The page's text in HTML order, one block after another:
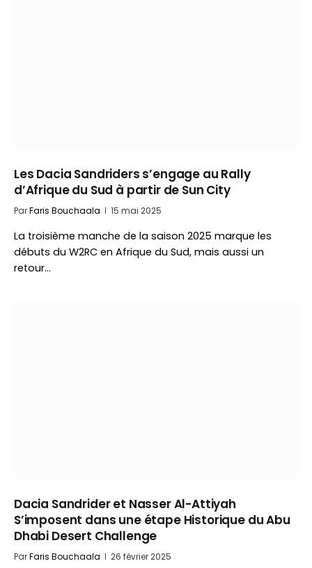
Les Dacia Sandriders s’engage au Rally
d’Afrique du Sud à partir de Sun City
ParFaris Bouchaala 15 mai 2025
La troisième manche de la saison 2025 marque les
débuts du W2RC en Afrique du Sud, mais aussi un
retour…
Dacia Sandrider et Nasser Al-Attiyah
S’imposent dans une étape Historique du Abu
Dhabi Desert Challenge
ParFaris Bouchaala 26 février 2025